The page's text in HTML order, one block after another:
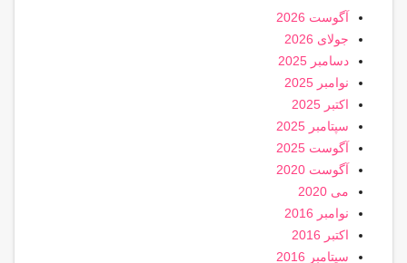
آگوست 2026
جولای 2026
دسامبر 2025
نوامبر 2025
اکتبر 2025
سپتامبر 2025
آگوست 2025
آگوست 2020
می 2020
نوامبر 2016
اکتبر 2016
سپتامبر 2016